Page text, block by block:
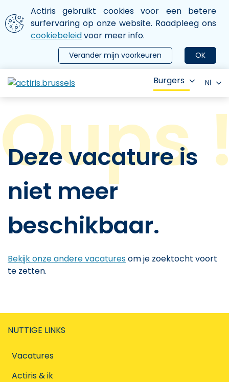
Aller au contenu principal
We gebruiken cookies
Actiris gebruikt cookies voor een betere
surfervaring op onze website. Raadpleeg ons
cookiebeleidvoor meer info.
OK
Verander mijn voorkeuren
le menu
Burgers Nl
Deze vacature is
niet meer
beschikbaar.
Bekijk onze andere vacaturesom je zoektocht voort
te zetten.
NUTTIGE LINKS
Vacatures
Actiris & ik